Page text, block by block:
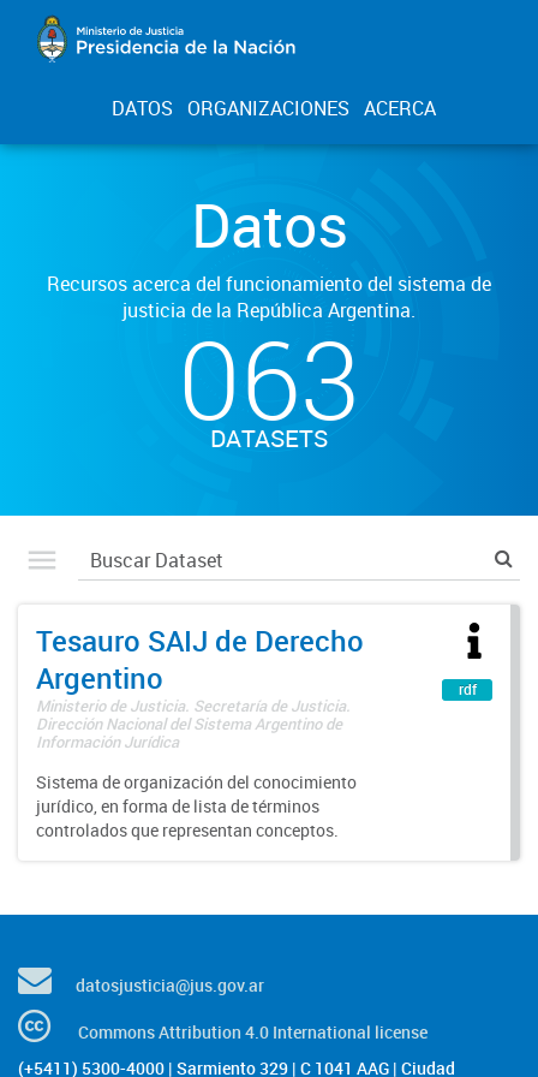
DATOS ORGANIZACIONES ACERCA
Datos
Recursos acerca del funcionamiento del sistema de
justicia de la República Argentina.
063
DATASETS
Tesauro SAIJ de Derecho
Argentino
Ministerio de Justicia. Secretaría de Justicia.
Dirección Nacional del Sistema Argentino de
Información Jurídica
Sistema de organización del conocimiento
jurídico, en forma de lista de términos
controlados que representan conceptos.
rdf
datosjusticia@jus.gov.ar
Commons Attribution 4.0 International license
(+5411) 5300-4000 | Sarmiento 329 | C 1041 AAG | Ciudad